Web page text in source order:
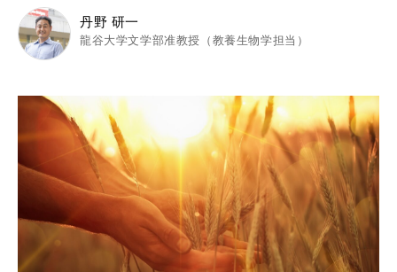
丹野 研一
龍谷大学文学部准教授（教養生物学担当）